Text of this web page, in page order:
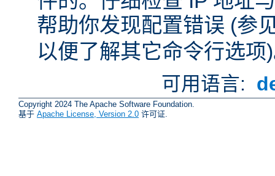
帮助你发现配置错误 (参
以便了解其它命令行选项
可用语言:
Copyright 2024 The Apache Software Foundation.
基于 Apache License, Version 2.0 许可证.